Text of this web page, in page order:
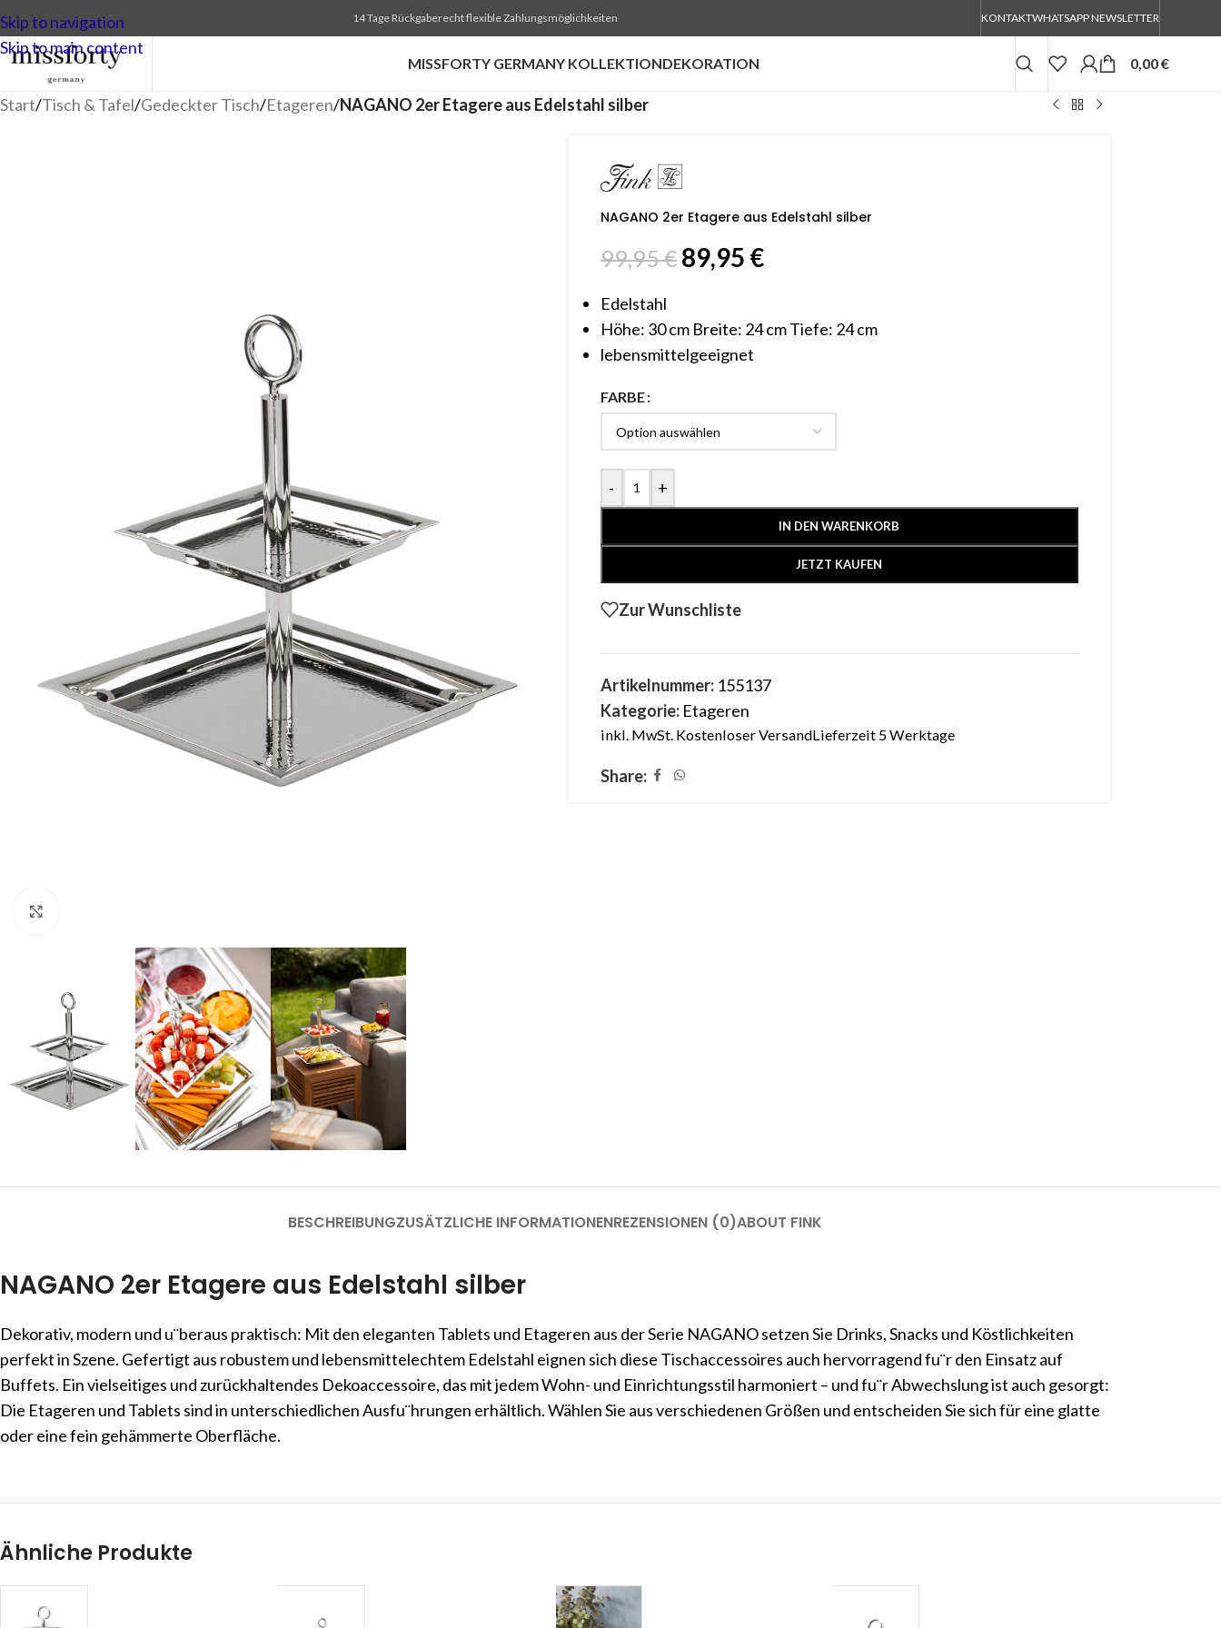
Skip to navigation
Skip to main content
14 Tage Rückgaberecht flexible Zahlungsmöglichkeiten KONTAKTWHATSAPP NEWSLETTER
MISSFORTY GERMANY KOLLEKTIONDEKORATION 0,00€
Start/Tisch & Tafel/Gedeckter Tisch/Etageren/NAGANO 2er Etagere aus Edelstahl silber
NAGANO 2er Etagere aus Edelstahl silber
99,95€ 89,95 €
Edelstahl
Höhe: 30 cm Breite: 24 cm Tiefe: 24 cm
lebensmittelgeeignet
FARBE
- +
IN DEN WARENKORB
JETZT KAUFEN
Zur Wunschliste
Artikelnummer: 155137
Kategorie: Etageren
inkl. MwSt. Kostenloser VersandLieferzeit 5 Werktage
Share:
BESCHREIBUNGZUSÄTZLICHE INFORMATIONENREZENSIONEN (0)ABOUT FINK
NAGANO 2er Etagere aus Edelstahl silber
Dekorativ, modern und u¨beraus praktisch: Mit den eleganten Tablets und Etageren aus der Serie NAGANO setzen Sie Drinks, Snacks und Köstlichkeiten
perfekt in Szene. Gefertigt aus robustem und lebensmittelechtem Edelstahl eignen sich diese Tischaccessoires auch hervorragend fu¨r den Einsatz auf
Buffets. Ein vielseitiges und zurückhaltendes Dekoaccessoire, das mit jedem Wohn- und Einrichtungsstil harmoniert – und fu¨r Abwechslung ist auch gesorgt:
Die Etageren und Tablets sind in unterschiedlichen Ausfu¨hrungen erhältlich. Wählen Sie aus verschiedenen Größen und entscheiden Sie sich für eine glatte
oder eine fein gehämmerte Oberfläche.
Ähnliche Produkte